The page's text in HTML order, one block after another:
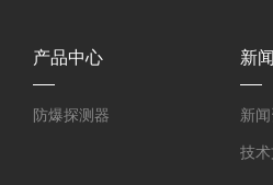
产品中心
防爆探测器
新
新
技